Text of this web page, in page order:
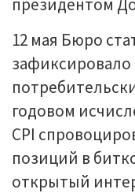
12 мая Бюро
зафиксировало
годовом
CPI
позиций в
открытый